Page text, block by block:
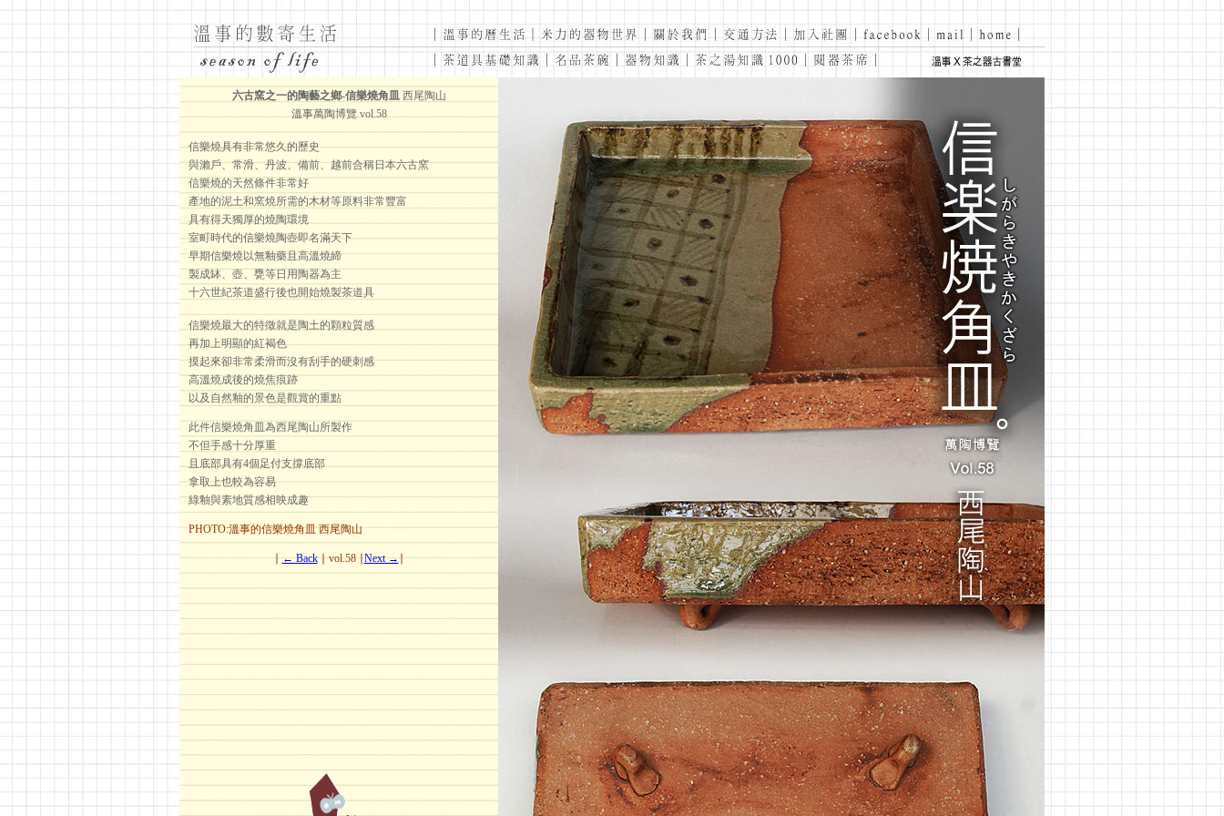
六古窯之一的陶藝之鄉-信樂燒角皿 西尾陶山
溫事萬陶博覽 vol.58
信樂燒具有非常悠久的歷史
與瀨戶、常滑、丹波、備前、越前合稱日本六古窯
信樂燒的天然條件非常好
產地的泥土和窯燒所需的木材等原料非常豐富
具有得天獨厚的燒陶環境
室町時代的信樂燒陶壺即名滿天下
早期信樂燒以無釉藥且高溫燒締
製成缽、壺、甕等日用陶器為主
十六世紀茶道盛行後也開始燒製茶道具
信樂燒最大的特徵就是陶土的顆粒質感
再加上明顯的紅褐色
摸起來卻非常柔滑而沒有刮手的硬刺感
高溫燒成後的燒焦痕跡
以及自然釉的景色是觀賞的重點
此件信樂燒角皿為西尾陶山所製作
不但手感十分厚重
且底部具有4個足付支撐底部
拿取上也較為容易
綠釉與素地質感相映成趣
PHOTO:溫事的信樂燒角皿 西尾陶山
∣← Back∣ vol.58 ∣Next →∣